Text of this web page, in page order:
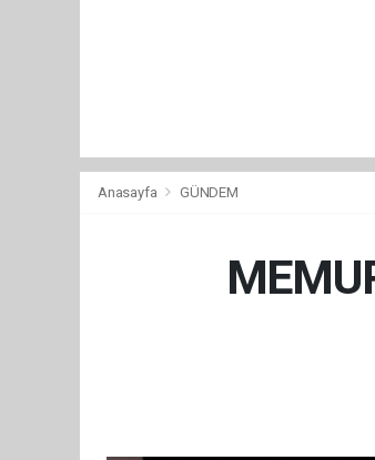
Anasayfa GÜNDEM